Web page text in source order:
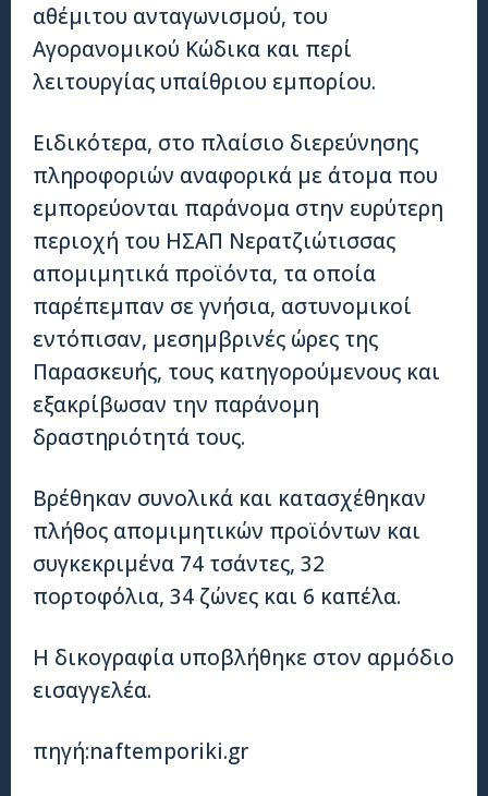
αθέμιτου ανταγωνισμού, του
Αγορανομικού Κώδικα και περί
λειτουργίας υπαίθριου εμπορίου.
Ειδικότερα, στο πλαίσιο διερεύνησης
πληροφοριών αναφορικά με άτομα που
εμπορεύονται παράνομα στην ευρύτερη
περιοχή του ΗΣΑΠ Νερατζιώτισσας
απομιμητικά προϊόντα, τα οποία
παρέπεμπαν σε γνήσια, αστυνομικοί
εντόπισαν, μεσημβρινές ώρες της
Παρασκευής, τους κατηγορούμενους και
εξακρίβωσαν την παράνομη
δραστηριότητά τους.
Βρέθηκαν συνολικά και κατασχέθηκαν
πλήθος απομιμητικών προϊόντων και
συγκεκριμένα 74 τσάντες, 32
πορτοφόλια, 34 ζώνες και 6 καπέλα.
Η δικογραφία υποβλήθηκε στον αρμόδιο
εισαγγελέα.
πηγή:naftemporiki.gr